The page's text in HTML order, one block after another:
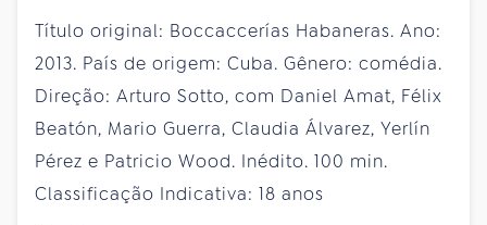
Título original: Boccaccerías Habaneras. Ano:
2013. País de origem: Cuba. Gênero: comédia.
Direção: Arturo Sotto, com Daniel Amat, Félix
Beatón, Mario Guerra, Claudia Álvarez, Yerlín
Pérez e Patricio Wood. Inédito. 100 min.
Classificação Indicativa: 18 anos